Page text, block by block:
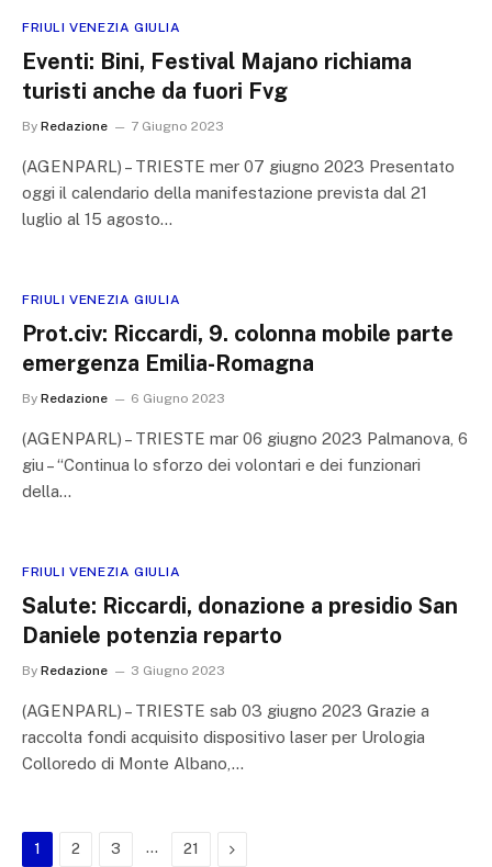
FRIULI VENEZIA GIULIA
Eventi: Bini, Festival Majano richiama
turisti anche da fuori Fvg
By Redazione 7 Giugno 2023
(AGENPARL) – TRIESTE mer 07 giugno 2023 Presentato
oggi il calendario della manifestazione prevista dal 21
luglio al 15 agosto…
FRIULI VENEZIA GIULIA
Prot.civ: Riccardi, 9. colonna mobile parte
emergenza Emilia-Romagna
By Redazione 6 Giugno 2023
(AGENPARL) – TRIESTE mar 06 giugno 2023 Palmanova, 6
giu – “Continua lo sforzo dei volontari e dei funzionari
della…
FRIULI VENEZIA GIULIA
Salute: Riccardi, donazione a presidio San
Daniele potenzia reparto
By Redazione 3 Giugno 2023
(AGENPARL) – TRIESTE sab 03 giugno 2023 Grazie a
raccolta fondi acquisito dispositivo laser per Urologia
Colloredo di Monte Albano,…
1 2 3 … 21 Next